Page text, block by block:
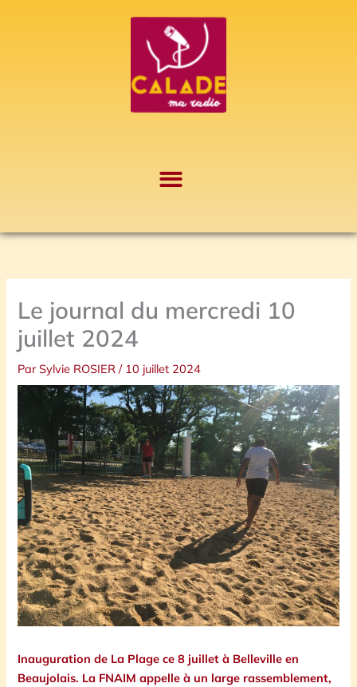
Le journal du mercredi 10
juillet 2024
ParSylvie ROSIER/ 10 juillet 2024
Inauguration de La Plage ce 8 juillet à Belleville en
Beaujolais. La FNAIM appelle à un large rassemblement,